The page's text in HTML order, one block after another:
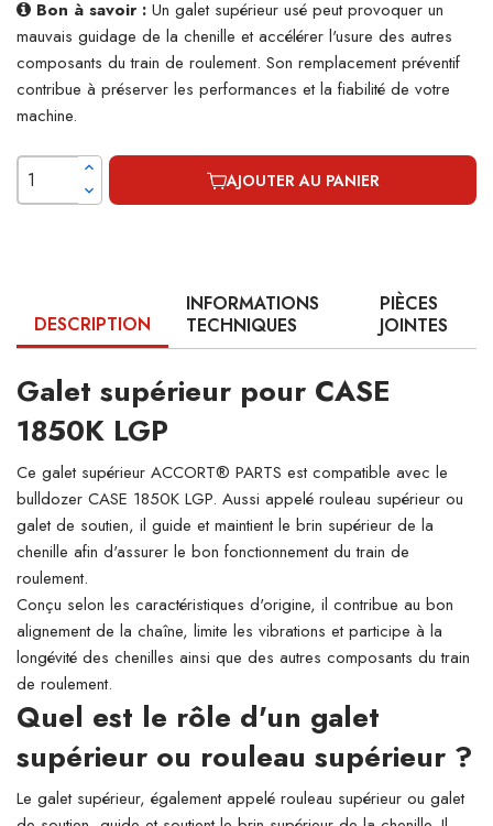
Bon à savoir : Un galet supérieur usé peut provoquer un
mauvais guidage de la chenille et accélérer l'usure des autres
composants du train de roulement. Son remplacement préventif
contribue à préserver les performances et la fiabilité de votre
machine.
AJOUTER AU PANIER
DESCRIPTION
INFORMATIONS
TECHNIQUES
PIÈCES
JOINTES
Galet supérieur pour CASE
1850K LGP
Ce galet supérieur ACCORT® PARTS est compatible avec le
bulldozer CASE 1850K LGP. Aussi appelé rouleau supérieur ou
galet de soutien, il guide et maintient le brin supérieur de la
chenille afin d'assurer le bon fonctionnement du train de
roulement.
Conçu selon les caractéristiques d'origine, il contribue au bon
alignement de la chaîne, limite les vibrations et participe à la
longévité des chenilles ainsi que des autres composants du train
de roulement.
Quel est le rôle d'un galet
supérieur ou rouleau supérieur ?
Le galet supérieur, également appelé rouleau supérieur ou galet